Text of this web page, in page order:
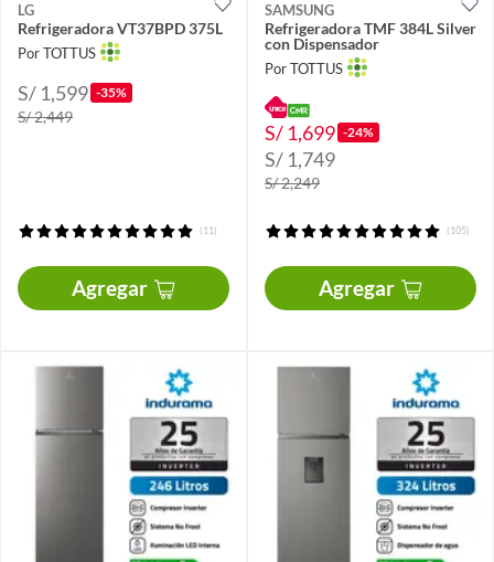
LG
Refrigeradora VT37BPD 375L
Por TOTTUS
S/ 1,599 -35%
S/ 2,449
(11)
Agregar
SAMSUNG
Refrigeradora TMF 384L Silver
con Dispensador
Por TOTTUS
S/ 1,699 -24%
S/ 1,749
S/ 2,249
(105)
Agregar